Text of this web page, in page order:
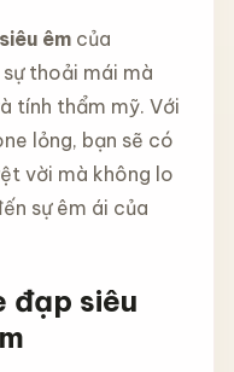
êmcủa
thoải mái mà
tính thẩm mỹ. Với
lỏng, bạn sẽ có
vời mà không lo
sự êm ái của
đạp siêu